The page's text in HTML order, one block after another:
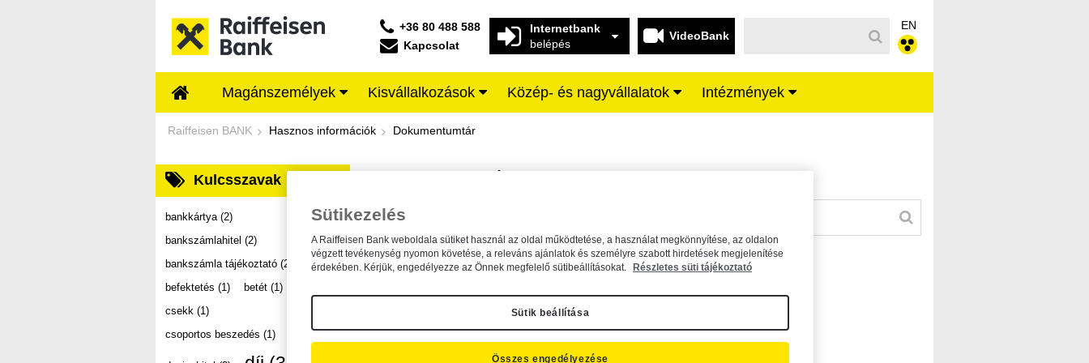
+36 80 488 588
Kapcsolat
Internetbank
belépés
VideoBank
EN
Magánszemélyek Kisvállalkozások Közép- és nagyvállalatok Intézmények
Dokumentumtár - Raiffeisen BANK
Raiffeisen BANK Hasznos információk Dokumentumtár
Kulcsszavak
bankkártya (2)
bankszámlahitel (2)
bankszámla tájékoztató (2)
befektetés (1) betét (1)
csekk (1)
csoportos beszedés (1)
A dokumentum kereséséhez kérjük, írja be a keresőszót a mezőbe.
Sütikezelés
A Raiffeisen Bank weboldala sütiket használ az oldal működtetése, a használat megkönnyítése, az oldalon
végzett tevékenység nyomon követése, a releváns ajánlatok és személyre szabott hirdetések megjelenítése
érdekében. Kérjük, engedélyezze az Önnek megfelelő sütibeállításokat.
Részletes süti tájékoztató
Sütik beállítása
Összes engedélyezése